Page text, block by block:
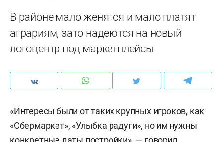
В районе мало женятся и мало платят
аграриям, зато надеются на новый
логоцентр под маркетплейсы
«Интересы были от таких крупных игроков, как
«Сбермаркет», «Улыбка радуги», но им нужны
конкретные даты постройки», — говорил